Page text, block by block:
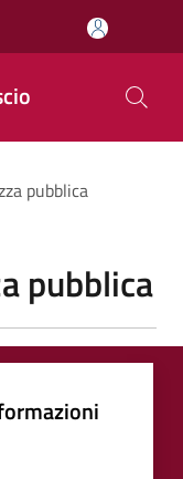
pubblica
pubblica